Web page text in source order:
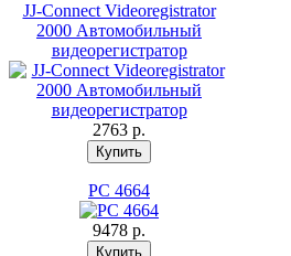
JJ-Connect Videoregistrator
2000 Автомобильный
видеорегистратор
2763 p.
PC 4664
9478 p.